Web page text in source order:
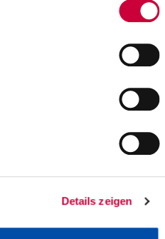
Details zeigen